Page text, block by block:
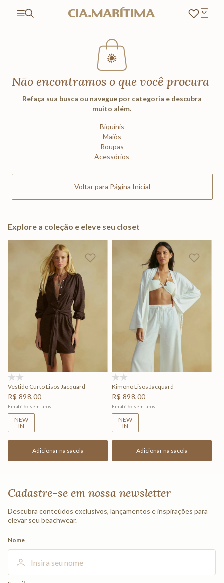
Não encontramos o que você procura
Refaça sua busca ou navegue por categoria e descubra
muito além.
Biquínis
Maiôs
Roupas
Acessórios
Voltar para Página Inicial
Explore a coleção e eleve seu closet
Vestido Curto Lisos Jacquard
R$ 898,00
Em até 6x sem juros
NEW
IN
Adicionar na sacola
Kimono Lisos Jacquard
R$ 898,00
Em até 6x sem juros
NEW
IN
Adicionar na sacola
Cadastre-se em nossa newsletter
Descubra conteúdos exclusivos, lançamentos e inspirações para
elevar seu beachwear.
Nome